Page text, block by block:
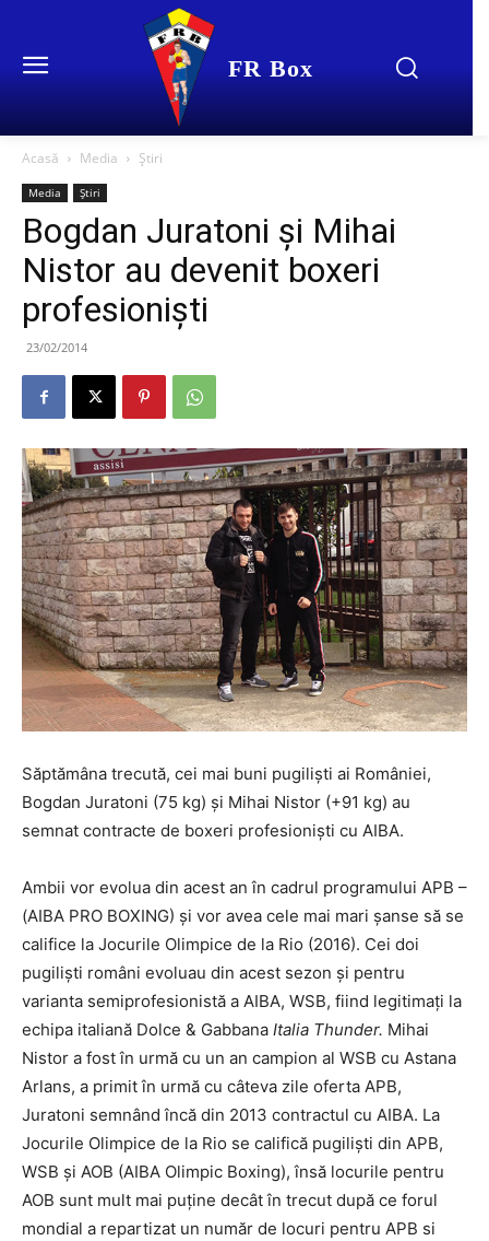
FR Box
Acasă Media Știri
Media Știri
Bogdan Juratoni şi Mihai
Nistor au devenit boxeri
profesionişti
23/02/2014
Săptămâna trecută, cei mai buni pugilişti ai României,
Bogdan Juratoni (75 kg) şi Mihai Nistor (+91 kg) au
semnat contracte de boxeri profesionişti cu AIBA.
Ambii vor evolua din acest an în cadrul programului APB –
(AIBA PRO BOXING) şi vor avea cele mai mari şanse să se
califice la Jocurile Olimpice de la Rio (2016). Cei doi
pugilişti români evoluau din acest sezon şi pentru
varianta semiprofesionistă a AIBA, WSB, fiind legitimaţi la
echipa italiană Dolce & Gabbana Italia Thunder. Mihai
Nistor a fost în urmă cu un an campion al WSB cu Astana
Arlans, a primit în urmă cu câteva zile oferta APB,
Juratoni semnând încă din 2013 contractul cu AIBA. La
Jocurile Olimpice de la Rio se califică pugilişti din APB,
WSB şi AOB (AIBA Olimpic Boxing), însă locurile pentru
AOB sunt mult mai puţine decât în trecut după ce forul
mondial a repartizat un număr de locuri pentru APB si